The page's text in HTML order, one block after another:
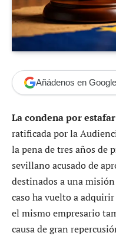
Añádenos en Google
La condena por
ratificada por la
la pena de tres años de
sevillano acusado de
destinados a una
caso ha vuelto a
el mismo empresario
causa de gran